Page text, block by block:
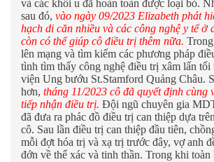
và các khối u đã hoàn toàn được loại bỏ.
sau đó, vào ngày 09/2023 Elizabeth phát
hạch di căn nhiều và các công nghệ y tế ở
còn có thể giúp cô điều trị thêm nữa.
lên mạng và tìm kiếm các phương pháp
tình tìm thấy công nghệ điều trị xâm lấn tối
viện Ung bướu St.Stamford Quảng Châu.
hơn, tháng 11/2023 cô đã quyết định cùng
tiếp nhận điều trị. Đội ngũ chuyên gia
đã đưa ra phác đồ điều trị can thiệp dựa
cô. Sau lần điều trị can thiệp đầu tiên,
mỗi đợt hóa trị và xạ trị trước đây, vợ anh
đớn về thể xác và tinh thần. Trong khi toàn